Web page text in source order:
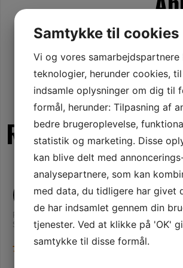
Der er
Kun kunder, der er logget ind
Relaterede varer
NETPRIS
Transformator 2.2A
POWER UNIT POWER
SUPPLY 2.2A E
769,00
NETPRIS
COVER
Samtykke til cookies
Vi og vores samarbejdspartnere
teknologier, herunder cookies,
indsamle oplysninger om dig til
formål, herunder: Tilpasning af
bedre brugeroplevelse,
statistik og marketing. Disse
kan blive delt med
analysepartnere, som kan
med data, du tidligere har givet
de har indsamlet gennem din
tjenester. Ved at klikke på 'OK'
samtykke til disse formål.